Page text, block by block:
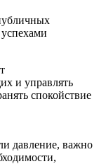
и управлять
спокойствие
давление, важно